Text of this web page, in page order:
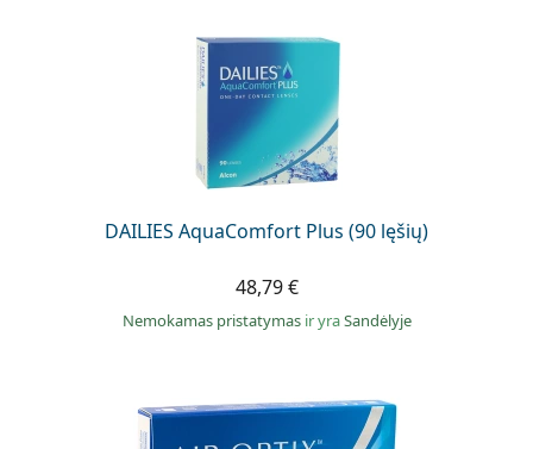
DAILIES AquaComfort Plus (90 lęšių)
48,79 €
Nemokamas pristatymas ir yraSandėlyje